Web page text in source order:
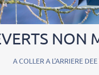
NON
L'ARRIERE DEE